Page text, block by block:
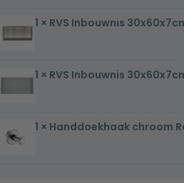
met
flens
gesloten
rooster
RVS
Inbouwnis
1 × RVS Inbouwnis
RVS
Inbouwnis
met
LED
1 × RVS Inbouwnis
Handdoekhaak
chroom
1 × Handdoekhaak chroom